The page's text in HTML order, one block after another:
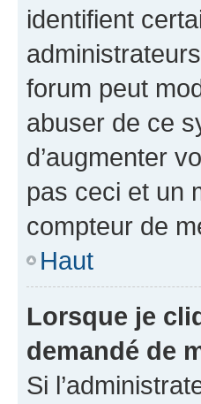
identifient
forum peut
abuser de ce
d’augmenter
pas ceci et un
compteur de
Haut
Lorsque je
demandé de
Si